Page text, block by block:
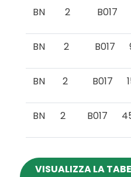
BN 2 B017
BN 2 B017
BN 2 B017
BN 2 B017
VISUALIZZA LA